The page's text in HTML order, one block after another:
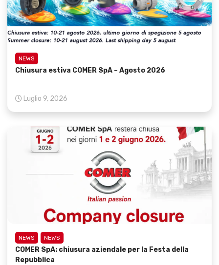
NEWS
Chiusura estiva COMER SpA – Agosto 2026
Luglio 9, 2026
NEWS NEWS
COMER SpA: chiusura aziendale per la Festa della
Repubblica